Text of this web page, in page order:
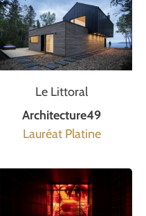
Le Littoral
Architecture49
Lauréat Platine